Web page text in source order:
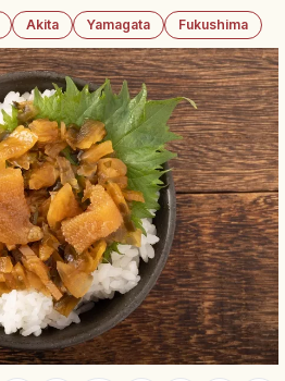
Akita Yamagata Fukushima